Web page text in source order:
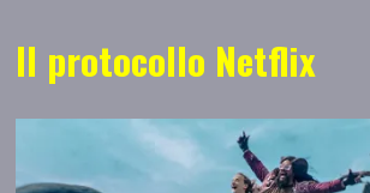
Il protocollo Netflix